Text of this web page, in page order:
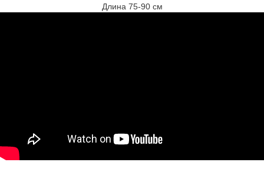
Длина 75-90 см